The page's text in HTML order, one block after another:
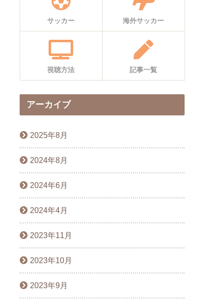
サッカー 海外サッカー
視聴方法 記事一覧
アーカイブ
2025年8月
2024年8月
2024年6月
2024年4月
2023年11月
2023年10月
2023年9月